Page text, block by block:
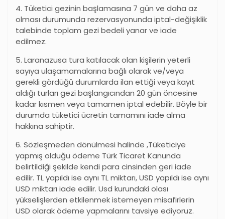
4. Tüketici gezinin başlamasına 7 gün ve daha az
olması durumunda rezervasyonunda iptal-değişiklik
talebinde toplam gezi bedeli yanar ve iade
edilmez.
5. Laranazusa tura katılacak olan kişilerin yeterli
sayıya ulaşamamalarına bağlı olarak ve/veya
gerekli gördüğü durumlarda ilan ettiği veya kayıt
aldığı turları gezi başlangıcından 20 gün öncesine
kadar kısmen veya tamamen iptal edebilir. Böyle bir
durumda tüketici ücretin tamamını iade alma
hakkına sahiptir.
6. Sözleşmeden dönülmesi halinde ,Tüketiciye
yapmış olduğu ödeme Türk Ticaret Kanunda
belirtildiği şekilde kendi para cinsinden geri iade
edilir. TL yapıldı ise aynı TL miktarı, USD yapıldı ise aynı
USD miktarı iade edilir. Usd kurundaki olası
yükselişlerden etkilenmek istemeyen misafirlerin
USD olarak ödeme yapmalarını tavsiye ediyoruz.